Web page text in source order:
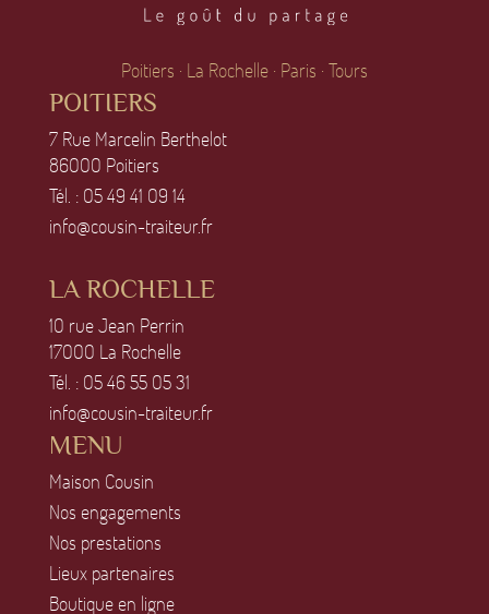
Poitiers · La Rochelle · Paris · Tours
POITIERS
7 Rue Marcelin Berthelot
86OOO Poitiers
Tél. : O5 49 41 O9 14
info@cousin-traiteur.fr
LA ROCHELLE
1O rue Jean Perrin
17OOO La Rochelle
Tél. : O5 46 55 O5 31
info@cousin-traiteur.fr
MENU
Maison Cousin
Nos engagements
Nos prestations
Lieux partenaires
Boutique en ligne